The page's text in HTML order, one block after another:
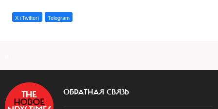
X (Twitter) Telegram
ОБРАТНАЯ СВЯЗЬ